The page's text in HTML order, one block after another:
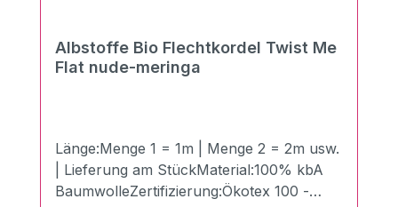
Albstoffe Bio Flechtkordel Twist Me
Flat nude-meringa
Länge:Menge 1 = 1m | Menge 2 = 2m usw.
| Lieferung am StückMaterial:100% kbA
BaumwolleZertifizierung:Ökotex 100 -